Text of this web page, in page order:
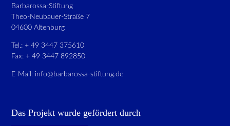
Barbarossa-Stiftung
Theo-Neubauer-Straße 7
04600 Altenburg
Tel.: + 49 3447 375610
Fax: + 49 3447 892850
E-Mail: info@barbarossa-stiftung.de
Das Projekt wurde gefördert durch